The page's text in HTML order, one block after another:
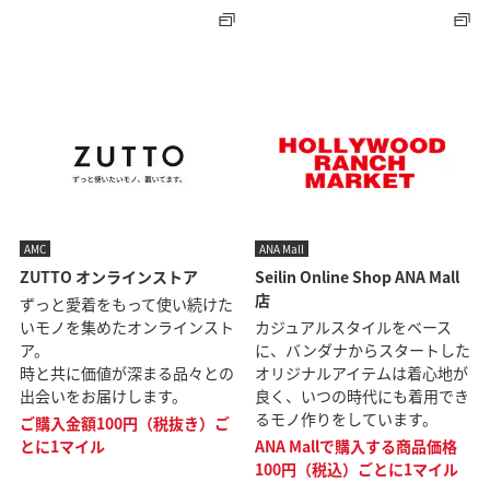
AMC
ZUTTO オンラインストア
ずっと愛着をもって使い続けた
いモノを集めたオンラインスト
ア。
時と共に価値が深まる品々との
出会いをお届けします。
ご購入金額100円（税抜き）ご
とに1マイル
ANA Mall
Seilin Online Shop ANA Mall
店
カジュアルスタイルをベース
に、バンダナからスタートした
オリジナルアイテムは着心地が
良く、いつの時代にも着用でき
るモノ作りをしています。
ANA Mallで購入する商品価格
100円（税込）ごとに1マイル